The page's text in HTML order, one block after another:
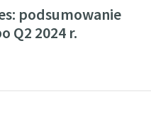
podsumowanie
Q2 2024 r.